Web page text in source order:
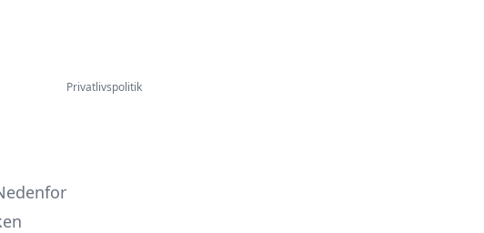
Privatlivspolitik